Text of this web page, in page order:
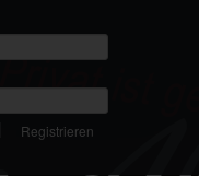
Registrieren